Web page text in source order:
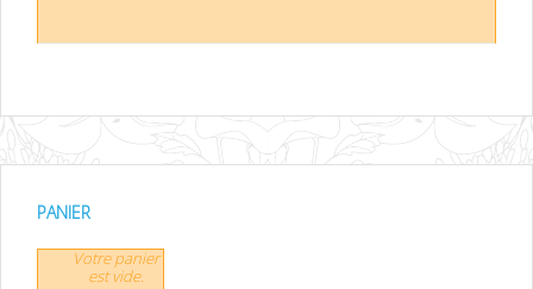
PANIER
Votre panier
est vide.